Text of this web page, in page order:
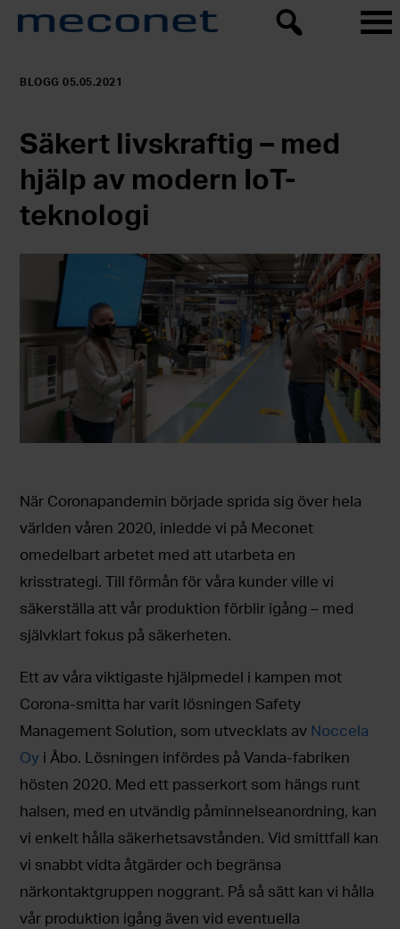
BLOGG 05.05.2021
Säkert livskraftig – med
hjälp av modern IoT-
teknologi
När Coronapandemin började sprida sig över hela
världen våren 2020, inledde vi på Meconet
omedelbart arbetet med att utarbeta en
krisstrategi. Till förmån för våra kunder ville vi
säkerställa att vår produktion förblir igång – med
självklart fokus på säkerheten.
Ett av våra viktigaste hjälpmedel i kampen mot
Corona-smitta har varit lösningen Safety
Management Solution, som utvecklats av Noccela
Oy i Åbo. Lösningen infördes på Vanda-fabriken
hösten 2020. Med ett passerkort som hängs runt
halsen, med en utvändig påminnelseanordning, kan
vi enkelt hålla säkerhetsavstånden. Vid smittfall kan
vi snabbt vidta åtgärder och begränsa
närkontaktgruppen noggrant. På så sätt kan vi hålla
vår produktion igång även vid eventuella